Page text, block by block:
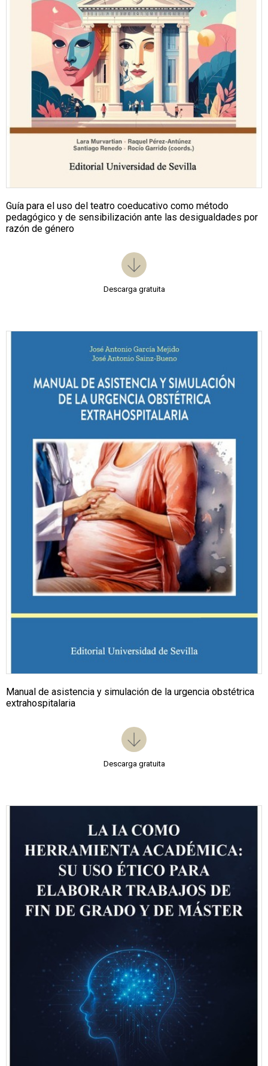
Guía para el uso del teatro coeducativo como método
pedagógico y de sensibilización ante las desigualdades por
razón de género
Descarga gratuita
Manual de asistencia y simulación de la urgencia obstétrica
extrahospitalaria
Descarga gratuita